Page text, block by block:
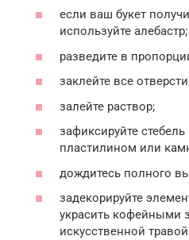
если ваш букет
используйте алебастр;
разведите в
заклейте все
залейте раствор;
зафиксируйте
пластилином или
дождитесь полного
задекорируйте
украсить кофейными
искусственной